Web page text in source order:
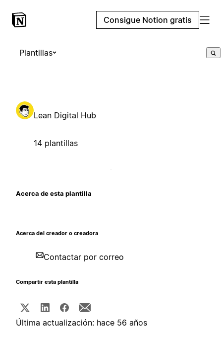
Consigue Notion gratis
Plantillas
Lean Digital Hub
14 plantillas
Acerca de esta plantilla
Acerca del creador o creadora
Contactar por correo
Compartir esta plantilla
Última actualización: hace 56 años